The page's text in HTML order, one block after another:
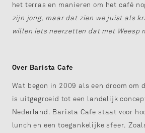
het terras en manieren om het café
zijn jong, maar dat zien we juist als
willen iets neerzetten dat met Weesp
Over Barista Cafe
Wat begon in 2009 als een droom om
is uitgegroeid tot een landelijk
Nederland. Barista Cafe staat voor
lunch en een toegankelijke sfeer.